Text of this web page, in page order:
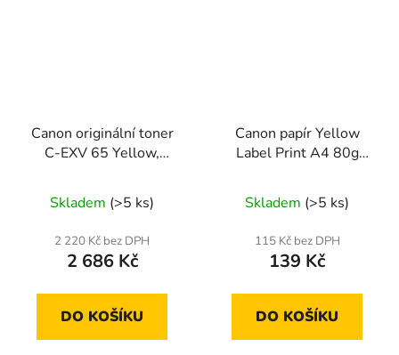
Canon originální toner
C-EXV 65 Yellow,
Skladem (>5 ks)
2 220 Kč bez DPH
2 686 Kč
DO KOŠÍKU
Canon papír Yellow
Label Print A4 80g
Skladem (>5 ks)
115 Kč bez DPH
139 Kč
DO KOŠÍKU